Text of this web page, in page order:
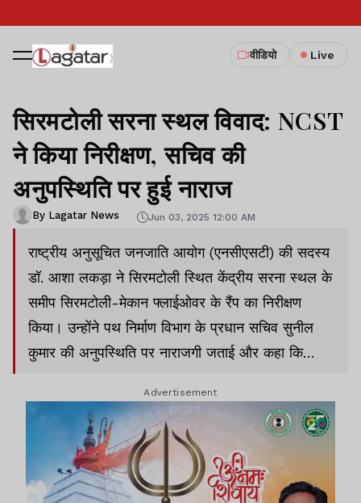
वीडियो Live
सिरमटोली सरना स्थल विवाद: NCST
ने किया निरीक्षण, सचिव की
अनुपस्थिति पर हुई नाराज
By Lagatar News Jun 03, 2025 12:00 AM
राष्ट्रीय अनुसूचित जनजाति आयोग (एनसीएसटी) की सदस्य
डॉ. आशा लकड़ा ने सिरमटोली स्थित केंद्रीय सरना स्थल के
समीप सिरमटोली-मेकान फ्लाईओवर के रैंप का निरीक्षण
किया। उन्होंने पथ निर्माण विभाग के प्रधान सचिव सुनील
कुमार की अनुपस्थिति पर नाराजगी जताई और कहा कि
Advertisement